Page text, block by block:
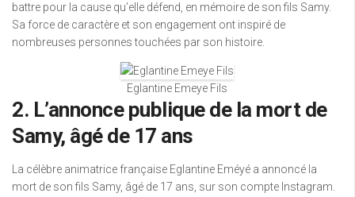
battre pour la cause qu’elle défend, en mémoire de son fils Samy.
Sa force de caractère et son engagement ont inspiré de
nombreuses personnes touchées par son histoire.
Eglantine Emeye Fils
2. L’annonce publique de la mort de
Samy, âgé de 17 ans
La célèbre animatrice française Eglantine Eméyé a annoncé la
mort de son fils Samy, âgé de 17 ans, sur son compte Instagram.